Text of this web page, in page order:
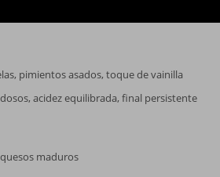
pimientos asados, toque de vainilla
acidez equilibrada, final persistente
maduros